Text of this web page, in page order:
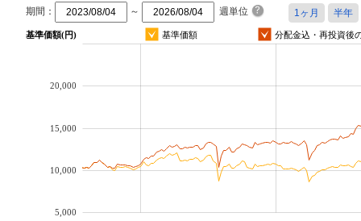
期間： ～ 週単位
基準価額(円) 基準価額 分配金込・再投資後
5,000
10,000
15,000
20,000